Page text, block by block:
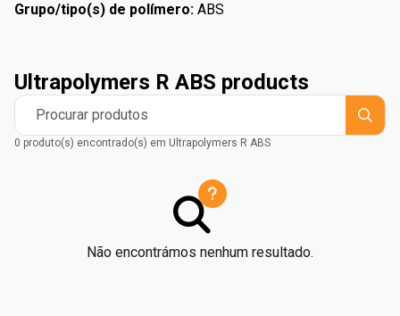
Grupo/tipo(s) de polímero: ABS
Ultrapolymers R ABS products
Procurar produtos
0 produto(s) encontrado(s) em Ultrapolymers R ABS
Não encontrámos nenhum resultado.